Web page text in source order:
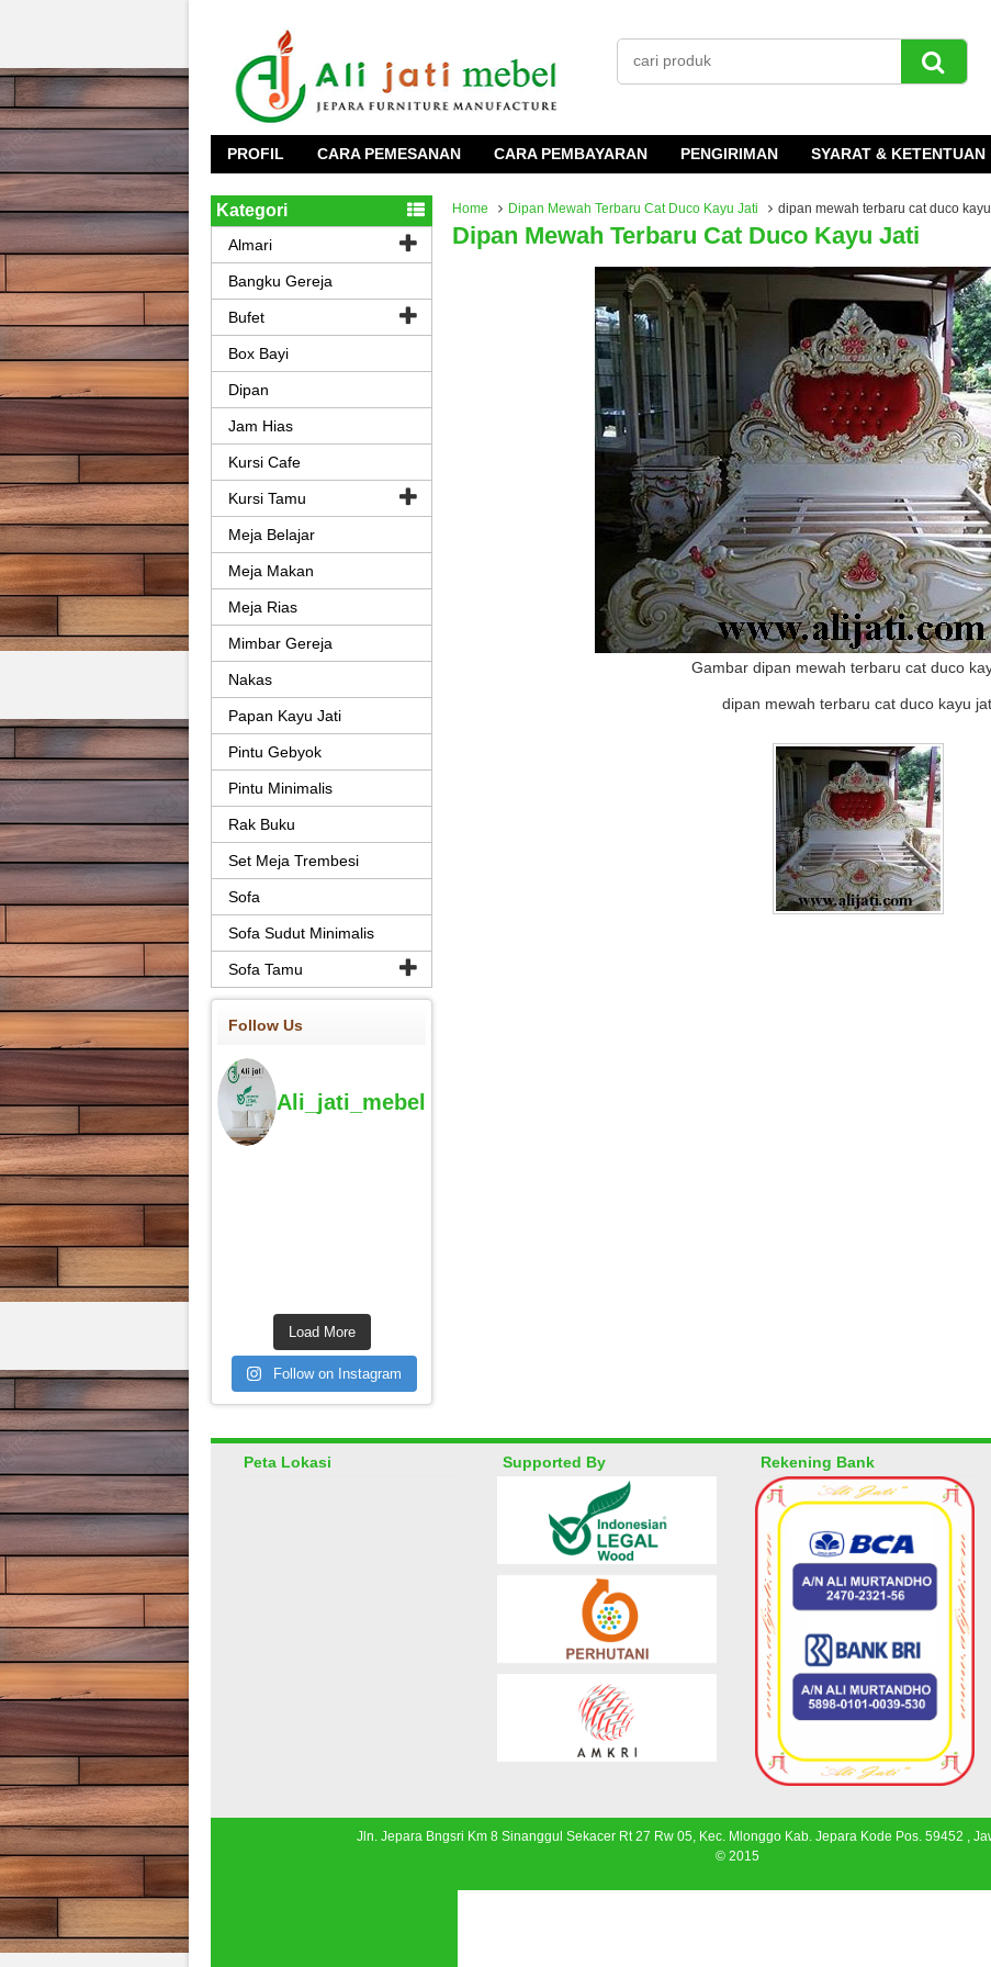
PROFIL CARA PEMESANAN CARA PEMBAYARAN PENGIRIMAN SYARAT & KETENTUAN
Home Dipan Mewah Terbaru Cat Duco Kayu Jati dipan mewah terbaru cat duco
Dipan Mewah Terbaru Cat Duco Kayu Jati
Gambar dipan mewah terbaru cat duco
dipan mewah terbaru cat duco kayu
Kategori
Almari
Bangku Gereja
Bufet
Box Bayi
Dipan
Jam Hias
Kursi Cafe
Kursi Tamu
Meja Belajar
Meja Makan
Meja Rias
Mimbar Gereja
Nakas
Papan Kayu Jati
Pintu Gebyok
Pintu Minimalis
Rak Buku
Set Meja Trembesi
Sofa
Sofa Sudut Minimalis
Sofa Tamu
Follow Us
Ali_jati_mebel
Load More
Follow on Instagram
Peta Lokasi Supported By Rekening Bank
Jln. Jepara Bngsri Km 8 Sinanggul Sekacer Rt 27 Rw 05, Kec. Mlonggo Kab. Jepara Kode Pos. 59452 ,
© 2015